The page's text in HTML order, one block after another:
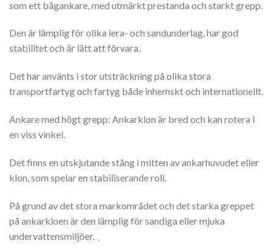
som ett bågankare, med utmärkt prestanda och starkt grepp.
Den är lämplig för olika lera- och sandunderlag, har god
stabilitet och är lätt att förvara.
Det har använts i stor utsträckning på olika stora
transportfartyg och fartyg både inhemskt och internationellt.
Ankare med högt grepp: Ankarklon är bred och kan rotera i
en viss vinkel.
Det finns en utskjutande stång i mitten av ankarhuvudet eller
klon, som spelar en stabiliserande roll.
På grund av det stora markområdet och det starka greppet
på ankarkloen är den lämplig för sandiga eller mjuka
undervattensmiljöer. 、